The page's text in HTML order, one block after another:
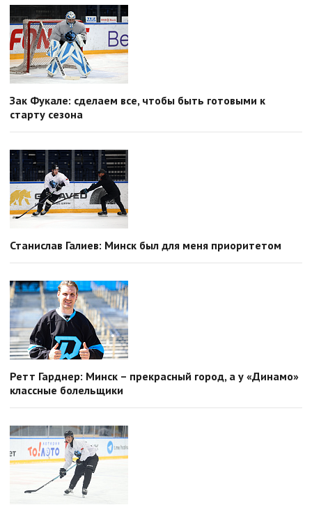
Зак Фукале: сделаем все, чтобы быть готовыми к
старту сезона
Станислав Галиев: Минск был для меня приоритетом
Ретт Гарднер: Минск – прекрасный город, а у «Динамо»
классные болельщики